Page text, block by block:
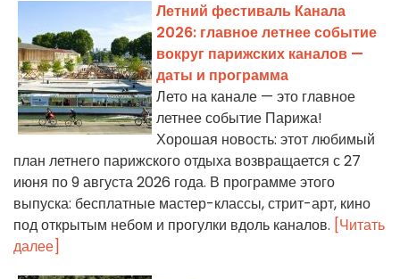
Летний фестиваль Канала
2026: главное летнее событие
вокруг парижских каналов —
даты и программа
Лето на канале — это главное
летнее событие Парижа!
Хорошая новость: этот любимый
план летнего парижского отдыха возвращается с 27
июня по 9 августа 2026 года. В программе этого
выпуска: бесплатные мастер-классы, стрит-арт, кино
под открытым небом и прогулки вдоль каналов. [Читать
далее]